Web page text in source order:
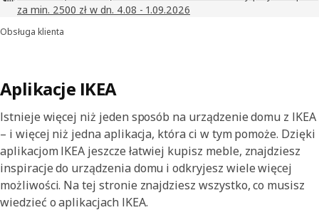
za min. 2500 zł w dn. 4.08 - 1.09.2026
Obsługa klienta
Aplikacje IKEA
Istnieje więcej niż jeden sposób na urządzenie domu z IKEA
– i więcej niż jedna aplikacja, która ci w tym pomoże. Dzięki
aplikacjom IKEA jeszcze łatwiej kupisz meble, znajdziesz
inspiracje do urządzenia domu i odkryjesz wiele więcej
możliwości. Na tej stronie znajdziesz wszystko, co musisz
wiedzieć o aplikacjach IKEA.